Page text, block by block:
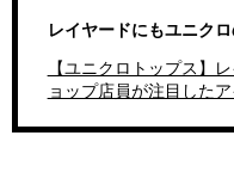
レイヤードにもユニク
【ユニクロトップス】
ョップ店員が注目した